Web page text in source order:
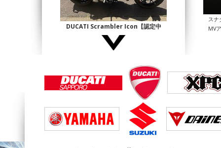
DUCATI Scrambler Icon【認定中
古】
¥1,140,000
スナ
MV